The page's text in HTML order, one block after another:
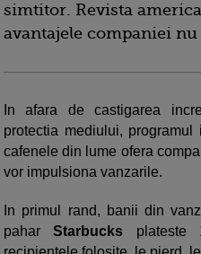
simtitor. Revista
avantajele companiei
In afara de castigarea
protectia mediului,
cafenele din lume ofera
vor impulsiona vanzarile.
In primul rand, banii din
paharStarbucks